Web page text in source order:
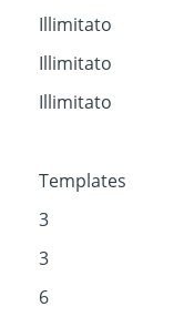
Illimitato
Illimitato
Illimitato
Templates
3
3
6